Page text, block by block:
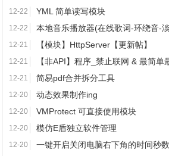
12-22 YML 简单读写模块
12-22 本地音乐播放器(在线歌词-环绕音-
12-21 【模块】HttpServer【更新帖】
12-21
12-21 简易pdf合并拆分工具
12-20 动态效果制作ing
12-20 VMProtect 可直接使用模块
12-20 模仿E盾独立软件管理
12-20 一键开启关闭电脑右下角的时间秒数